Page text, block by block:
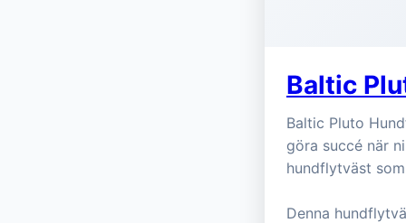
Baltic
Baltic Pluto
göra succé när
hundflytväst
Denna